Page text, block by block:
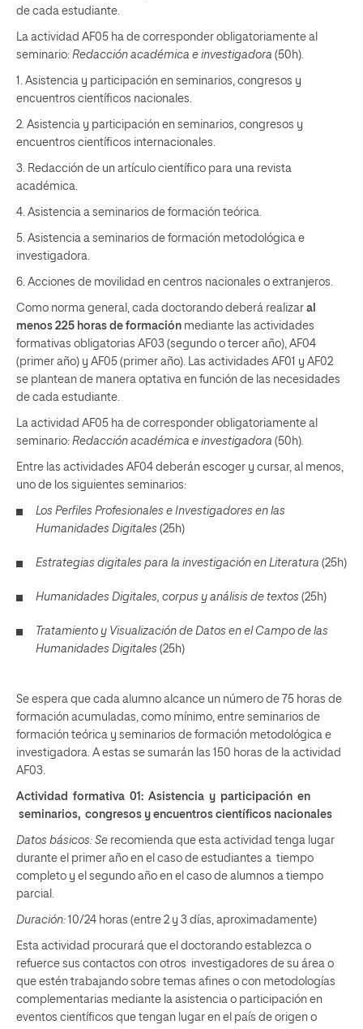
de cada estudiante.
La actividad AF05 ha de corresponder obligatoriamente al
seminario: Redacción académica e investigadora (50h).
1. Asistencia y participación en seminarios, congresos y
encuentros científicos nacionales.
2. Asistencia y participación en seminarios, congresos y
encuentros científicos internacionales.
3. Redacción de un artículo científico para una revista
académica.
4. Asistencia a seminarios de formación teórica.
5. Asistencia a seminarios de formación metodológica e
investigadora.
6. Acciones de movilidad en centros nacionales o extranjeros.
Como norma general, cada doctorando deberá realizar al
menos 225 horas de formación mediante las actividades
formativas obligatorias AF03 (segundo o tercer año), AF04
(primer año) y AF05 (primer año). Las actividades AF01 y AF02
se plantean de manera optativa en función de las necesidades
de cada estudiante.
La actividad AF05 ha de corresponder obligatoriamente al
seminario: Redacción académica e investigadora (50h).
Entre las actividades AF04 deberán escoger y cursar, al menos,
uno de los siguientes seminarios:
Los Perfiles Profesionales e Investigadores en las
Humanidades Digitales (25h)
Estrategias digitales para la investigación en Literatura (25h)
Humanidades Digitales, corpus y análisis de textos (25h)
Tratamiento y Visualización de Datos en el Campo de las
Humanidades Digitales (25h)
Se espera que cada alumno alcance un número de 75 horas de
formación acumuladas, como mínimo, entre seminarios de
formación teórica y seminarios de formación metodológica e
investigadora. A estas se sumarán las 150 horas de la actividad
AF03.
Actividad formativa 01: Asistencia y participación en
seminarios, congresos y encuentros científicos nacionales
Datos básicos: Se recomienda que esta actividad tenga lugar
durante el primer año en el caso de estudiantes a tiempo
completo y el segundo año en el caso de alumnos a tiempo
parcial.
Duración: 10/24 horas (entre 2 y 3 días, aproximadamente)
Esta actividad procurará que el doctorando establezca o
refuerce sus contactos con otros investigadores de su área o
que estén trabajando sobre temas afines o con metodologías
complementarias mediante la asistencia o participación en
eventos científicos que tengan lugar en el país de origen o